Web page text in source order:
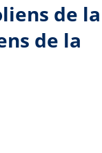
de la
de la